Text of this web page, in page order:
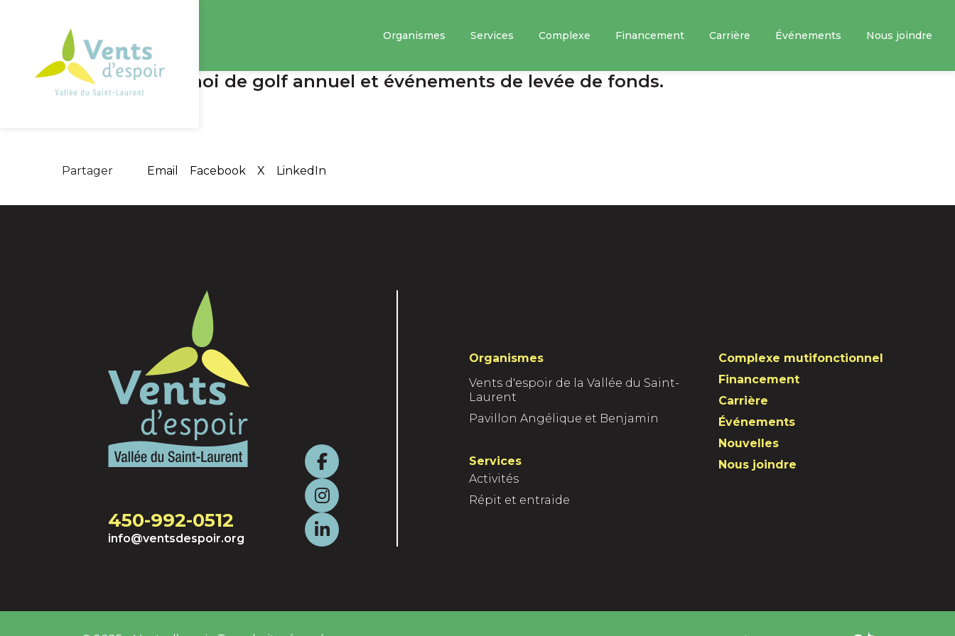
Organismes Services Complexe Financement Carrière Événements Nous joindre
Début du tournoi de golf annuel et événements de levée de fonds.
Partager Email Facebook X LinkedIn
450-992-0512
info@ventsdespoir.org
F
a
c
o
I
n
a
L
k
Organismes
Vents d'espoir de la Vallée du Saint-
Laurent
Pavillon Angélique et Benjamin
Services
Activités
Répit et entraide
Complexe mutifonctionnel
Financement
Carrière
Événements
Nouvelles
Nous joindre